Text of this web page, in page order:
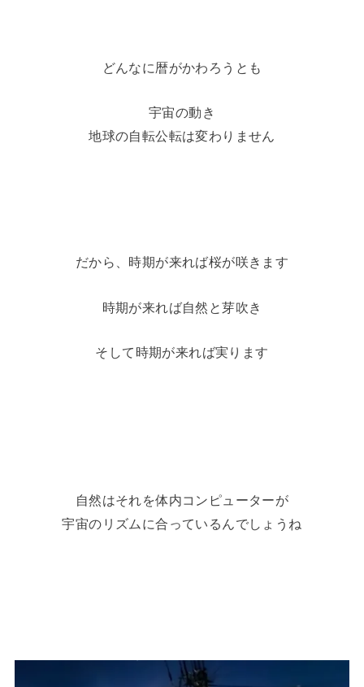
どんなに暦がかわろうとも
宇宙の動き
地球の自転公転は変わりません
だから、時期が来れば桜が咲きます
時期が来れば自然と芽吹き
そして時期が来れば実ります
自然はそれを体内コンピューターが
宇宙のリズムに合っているんでしょうね